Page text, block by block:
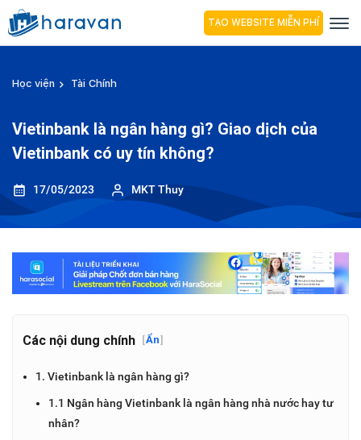
TẠO WEBSITE MIỄN PHÍ
Học viện Tài Chính
Vietinbank là ngân hàng gì? Giao dịch của
Vietinbank có uy tín không?
17/05/2023 MKT Thuy
Các nội dung chính [Ẩn]
1. Vietinbank là ngân hàng gì?
1.1 Ngân hàng Vietinbank là ngân hàng nhà nước hay tư
nhân?